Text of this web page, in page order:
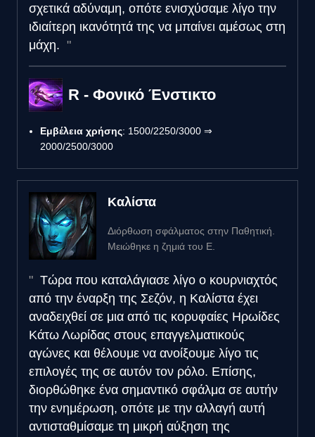
σχετικά αδύναμη, οπότε ενισχύσαμε λίγο την
ιδιαίτερη ικανότητά της να μπαίνει αμέσως στη
μάχη.
R - Φονικό Ένστικτο
Εμβέλεια χρήσης: 1500/2250/3000 ⇒
2000/2500/3000
Καλίστα
Διόρθωση σφάλματος στην Παθητική.
Μειώθηκε η ζημιά του Ε.
Τώρα που καταλάγιασε λίγο ο κουρνιαχτός
από την έναρξη της Σεζόν, η Καλίστα έχει
αναδειχθεί σε μια από τις κορυφαίες Ηρωίδες
Κάτω Λωρίδας στους επαγγελματικούς
αγώνες και θέλουμε να ανοίξουμε λίγο τις
επιλογές της σε αυτόν τον ρόλο. Επίσης,
διορθώθηκε ένα σημαντικό σφάλμα σε αυτήν
την ενημέρωση, οπότε με την αλλαγή αυτή
αντισταθμίσαμε τη μικρή αύξηση της